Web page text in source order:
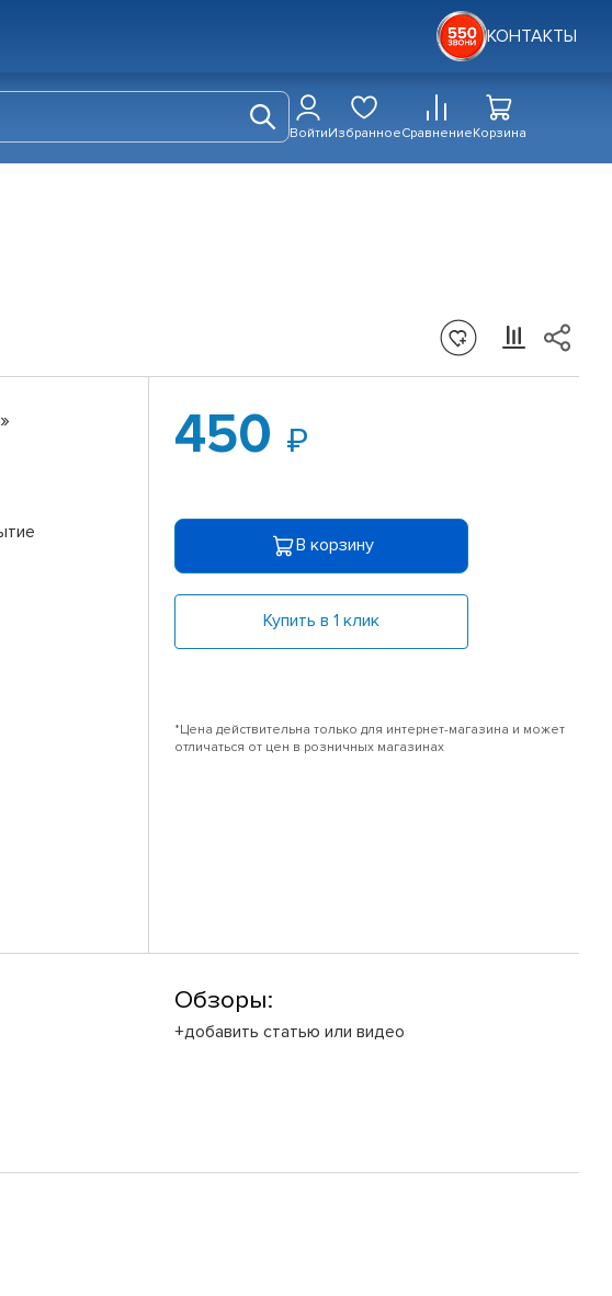
КОНТАКТЫ
ВойтиИзбранноеСравнениеКорзина
450
В корзину
Купить в 1 клик
*Цена действительна только для интернет-магазина и может
отличаться от цен в розничных магазинах
Обзоры:
+добавить статью или видео